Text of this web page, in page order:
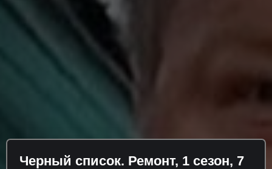
Черный список. Ремонт, 1 сезон, 7